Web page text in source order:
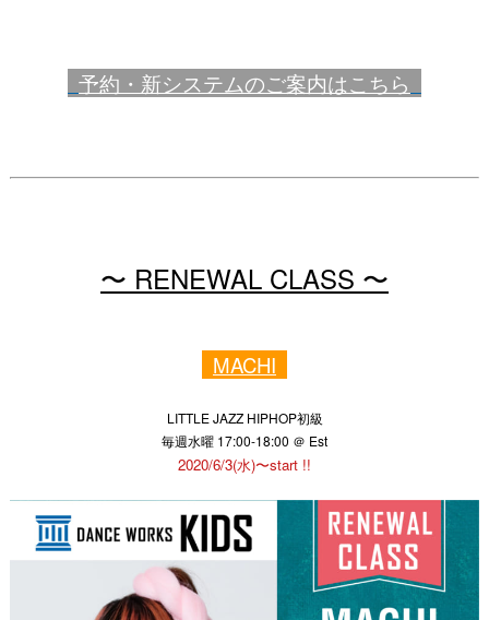
予約・新システムのご案内はこちら
〜 RENEWAL CLASS 〜
MACHI
LITTLE JAZZ HIPHOP初級
毎週水曜 17:00-18:00 ＠ Est
2020/6/3(水)〜start !!